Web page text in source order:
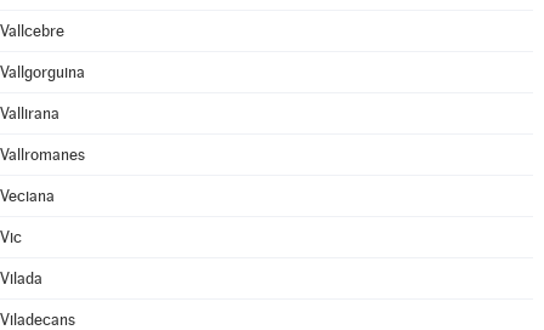
Vallcebre
Vallgorguina
Vallirana
Vallromanes
Veciana
Vic
Vilada
Viladecans